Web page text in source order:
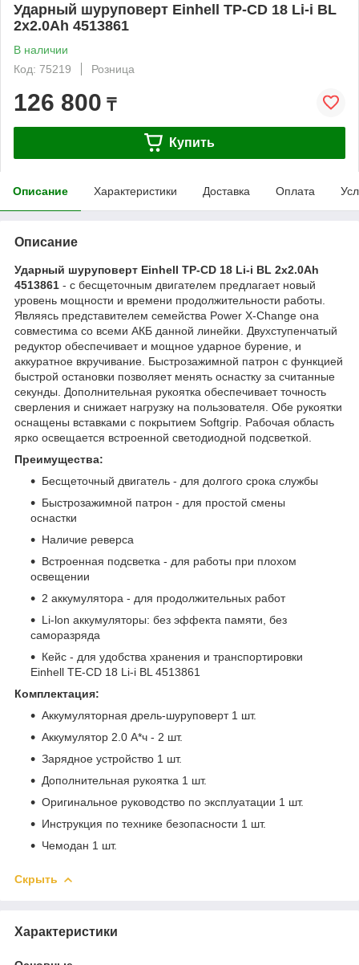
Ударный шуруповерт Einhell TP-CD 18 Li-i BL
2x2.0Ah 4513861
В наличии
Код: 75219
Розница
126 800 ₸
Купить
Описание Характеристики Доставка Оплата
Описание
Ударный шуруповерт Einhell TP-CD 18 Li-i BL 2x2.0Ah
4513861 - с бесщеточным двигателем предлагает новый
уровень мощности и времени продолжительности работы.
Являясь представителем семейства Power X-Change она
совместима со всеми АКБ данной линейки. Двухступенчатый
редуктор обеспечивает и мощное ударное бурение, и
аккуратное вкручивание. Быстрозажимной патрон с функцией
быстрой остановки позволяет менять оснастку за считанные
секунды. Дополнительная рукоятка обеспечивает точность
сверления и снижает нагрузку на пользователя. Обе рукоятки
оснащены вставками с покрытием Softgrip. Рабочая область
ярко освещается встроенной светодиодной подсветкой.
Преимущества:
Бесщеточный двигатель - для долгого срока службы
Быстрозажимной патрон - для простой смены
оснастки
Наличие реверса
Встроенная подсветка - для работы при плохом
освещении
2 аккумулятора - для продолжительных работ
Li-lon аккумуляторы: без эффекта памяти, без
саморазряда
Кейс - для удобства хранения и транспортировки
Einhell TE-CD 18 Li-i BL 4513861
Комплектация:
Аккумуляторная дрель-шуруповерт 1 шт.
Аккумулятор 2.0 А*ч - 2 шт.
Зарядное устройство 1 шт.
Дополнительная рукоятка 1 шт.
Оригинальное руководство по эксплуатации 1 шт.
Инструкция по технике безопасности 1 шт.
Чемодан 1 шт.
Скрыть
Характеристики